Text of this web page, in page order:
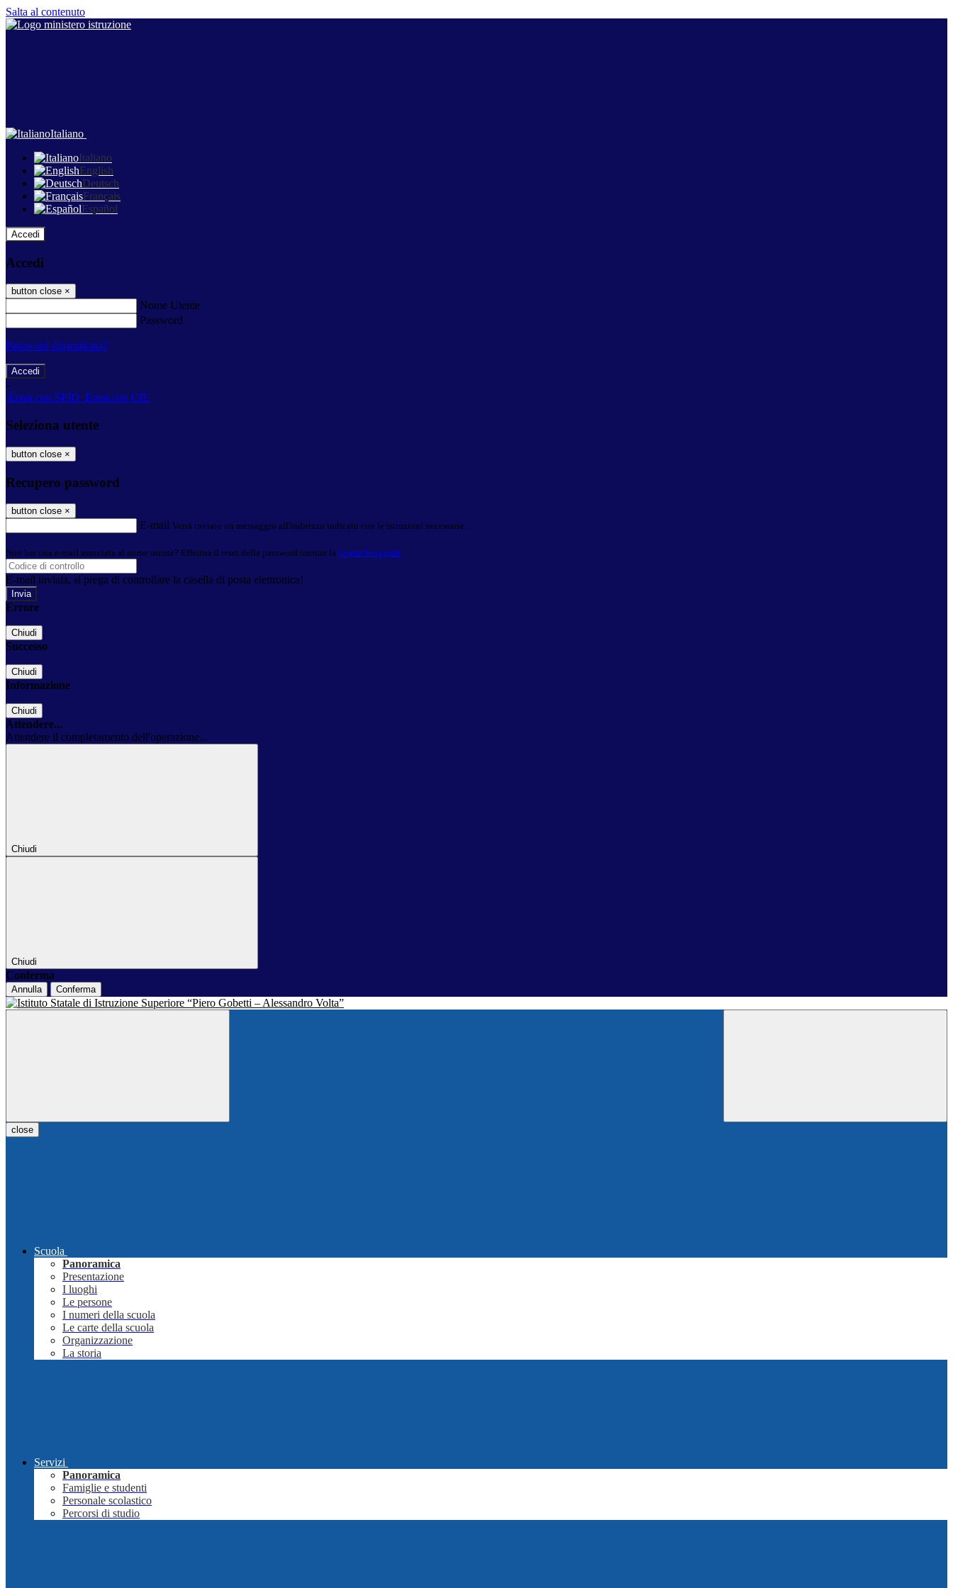
Salta al contenuto
Italiano
Italiano
English
Deutsch
Français
Español
Accedi
Accedi
button close ×
Nome Utente
Password
Password dimenticata?
-
Entra con SPID Entra con CIE
Seleziona utente
button close ×
Recupero password
button close ×
E-mail Verrà inviato un messaggio all'indirizzo indicato con le istruzioni necessarie.
Non hai una e-mail associata al nome utente? Effettua il reset della password tramite la Login Spaggiari
E-mail inviata, si prega di controllare la casella di posta elettronica!
Errore
Chiudi
Successo
Chiudi
Informazione
Chiudi
Attendere...
Attendere il completamento dell'operazione...
Chiudi
Chiudi
Conferma
Annulla Conferma
close
Scuola
Panoramica
Presentazione
I luoghi
Le persone
I numeri della scuola
Le carte della scuola
Organizzazione
La storia
Servizi
Panoramica
Famiglie e studenti
Personale scolastico
Percorsi di studio